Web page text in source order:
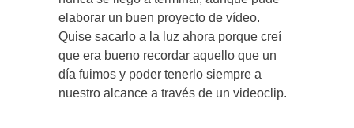
elaborar un buen proyecto de vídeo.
Quise sacarlo a la luz ahora porque creí
que era bueno recordar aquello que un
día fuimos y poder tenerlo siempre a
nuestro alcance a través de un videoclip.